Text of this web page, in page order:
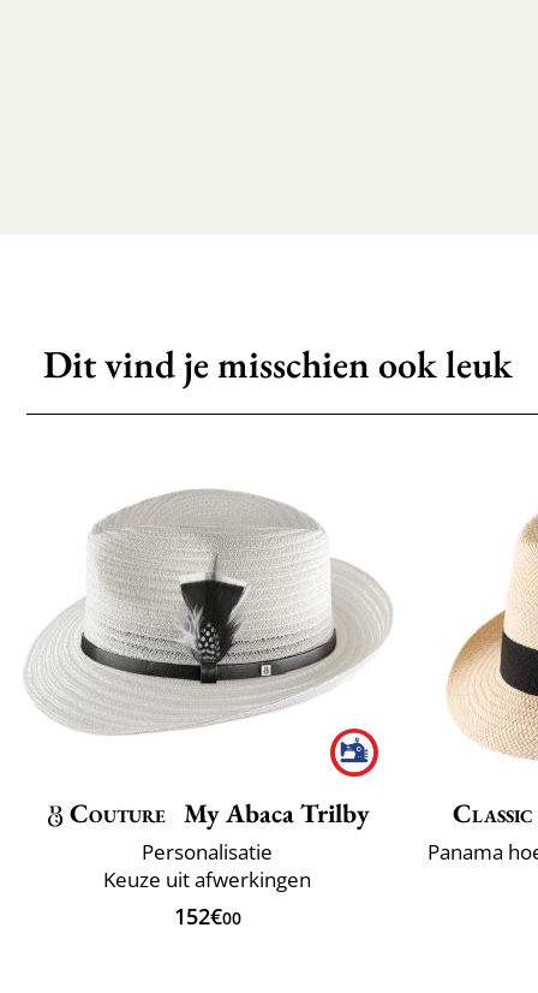
Dit vind je misschien ook leuk
Couture My Abaca Trilby
Personalisatie
Keuze uit afwerkingen
152€00